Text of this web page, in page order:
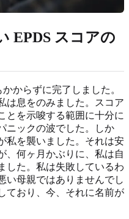
EPDS スコアの
からずに完了しました。
は息をのみました。スコア
とを示唆する範囲に十分に
ニックの波でした。しか
私を襲いました。それは安
、何ヶ月かぶりに、私は自
した。私は失敗しているわ
い母親ではありませんでし
ており、今、それに名前が